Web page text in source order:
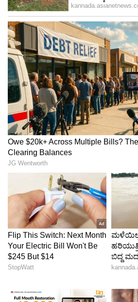
ಅರ್ಜಿಯಲ್ಲಿ ನ್ಯಾಯಾಲಯಕ್ಕೆ
ಬಿಡದಿ ಬಳಿ ಕೃಷಿ ಭೂಮಿ
ಸಂಬಂಧ 2026ರ ಜೂನ್ 13ರಂದು
ಹೊರಡಿಸಿರುವ ಅಂತಿಮ
ರದ್ದುಪಡಿಸಬೇಕು.
ಫಲವತ್ತಾದ ಕೃಷಿ ಭೂಮಿಯನ್ನು
ಉತ್ತರ ಕರ್ನಾಟಕದ ಬರಪೀಡಿತ
ಕೈಗಾರಿಕಾ ಭೂ ಬ್ಯಾಂಕ್‌ಗಳಿರುವ
ಈ ಯೋಜನೆಯನ್ನು ಸ್ಥಳಾಂತರಿಸಲು
ತಜ್ಞರ ಸಮಿತಿಯನ್ನು ರಚಿಸಬೇಕು.
ಹೈಕೋರ್ಟ್‌ನಲ್ಲಿ ಈ ಪ್ರಕರಣದ
ಬರುವವರೆಗೆ, ಬಿಡದಿ ಟೌನ್‌ಶಿಪ್
ಎಲ್ಲಾ ಭೂಸ್ವಾಧೀನ ಪ್ರಕ್ರಿಯೆಗಳು
ನಡಾವಳಿಗಳಿಗೆ ತಕ್ಷಣವೇ ತಡೆಯಾಜ್ಞೆ
ಅರ್ಜಿದಾರರು ಕೋರಿದ್ದಾರೆ.
ಈ ಬೃಹತ್ ಯೋಜನೆಯ ಭವಿಷ್ಯವು
ನ್ಯಾಯಾಲಯದ ಅಂಗಳದಲ್ಲಿದ್ದು,
ಕೈಗೆತ್ತಿಕೊಂಡಾಗ ಸರ್ಕಾರದ